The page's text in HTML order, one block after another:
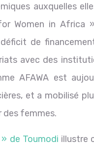
auxquelles
Women in Africa
de
avec des
AFAWA est
et a mobilisé
des femmes.
de Toumodi illustre